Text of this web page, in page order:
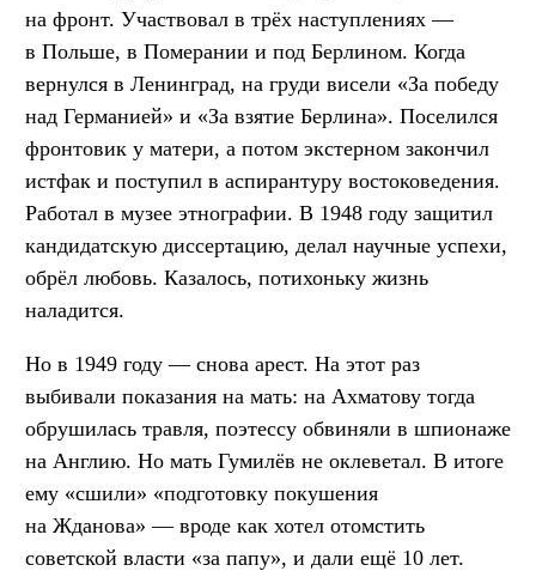
на фронт. Участвовал в трёх наступлениях —
в Польше, в Померании и под Берлином. Когда
вернулся в Ленинград, на груди висели «За победу
над Германией» и «За взятие Берлина». Поселился
фронтовик у матери, а потом экстерном закончил
истфак и поступил в аспирантуру востоковедения.
Работал в музее этнографии. В 1948 году защитил
кандидатскую диссертацию, делал научные успехи,
обрёл любовь. Казалось, потихоньку жизнь
наладится.
Но в 1949 году — снова арест. На этот раз
выбивали показания на мать: на Ахматову тогда
обрушилась травля, поэтессу обвиняли в шпионаже
на Англию. Но мать Гумилёв не оклеветал. В итоге
ему «сшили» «подготовку покушения
на Жданова» — вроде как хотел отомстить
советской власти «за папу», и дали ещё 10 лет.